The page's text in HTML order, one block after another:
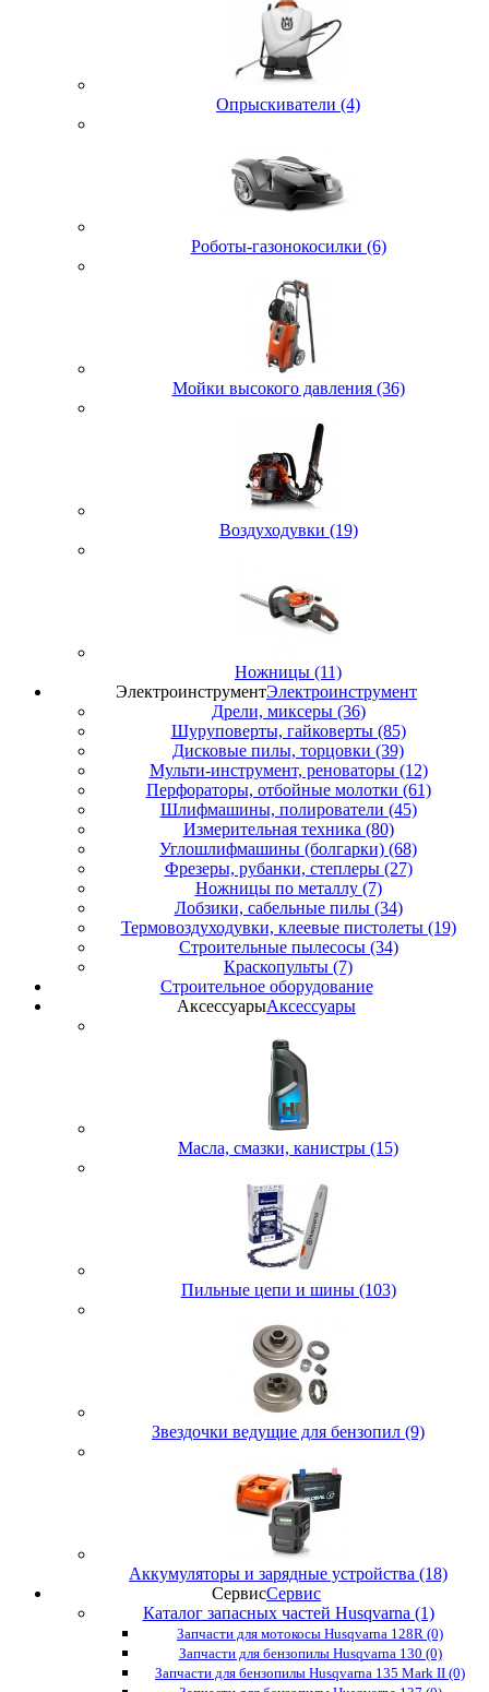
Опрыскиватели (4)
Роботы-газонокосилки (6)
Мойки высокого давления (36)
Воздуходувки (19)
Ножницы (11)
ЭлектроинструментЭлектроинструмент
Дрели, миксеры (36)
Шуруповерты, гайковерты (85)
Дисковые пилы, торцовки (39)
Мульти-инструмент, реноваторы (12)
Перфораторы, отбойные молотки (61)
Шлифмашины, полирователи (45)
Измерительная техника (80)
Углошлифмашины (болгарки) (68)
Фрезеры, рубанки, степлеры (27)
Ножницы по металлу (7)
Лобзики, сабельные пилы (34)
Термовоздуходувки, клеевые пистолеты (19)
Строительные пылесосы (34)
Краскопульты (7)
Строительное оборудование
АксессуарыАксессуары
Масла, смазки, канистры (15)
Пильные цепи и шины (103)
Звездочки ведущие для бензопил (9)
Аккумуляторы и зарядные устройства (18)
СервисСервис
Каталог запасных частей Husqvarna (1)
Запчасти для мотокосы Husqvarna 128R (0)
Запчасти для бензопилы Husqvarna 130 (0)
Запчасти для бензопилы Husqvarna 135 Mark II (0)